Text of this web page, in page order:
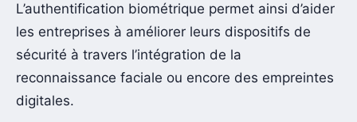
L’authentification biométrique permet ainsi d’aider
les entreprises à améliorer leurs dispositifs de
sécurité à travers l’intégration de la
reconnaissance faciale ou encore des empreintes
digitales.